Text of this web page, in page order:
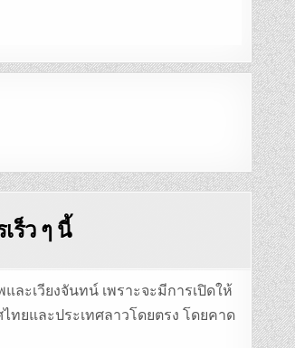
ร็ว ๆ นี้
ละเวียงจันทน์ เพราะจะมีการเปิดให้
ทยและประเทศลาวโดยตรง โดยคาด